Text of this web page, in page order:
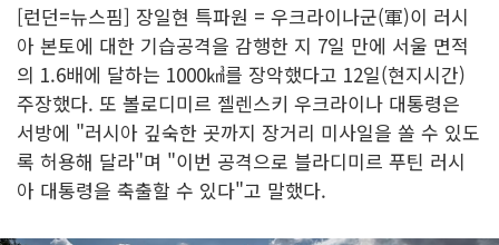
[런던=뉴스핌] 장일현 특파원 = 우크라이나군(軍)이 러시
아 본토에 대한 기습공격을 감행한 지 7일 만에 서울 면적
의 1.6배에 달하는 1000㎦를 장악했다고 12일(현지시간)
주장했다. 또 볼로디미르 젤렌스키 우크라이나 대통령은
서방에 "러시아 깊숙한 곳까지 장거리 미사일을 쏠 수 있도
록 허용해 달라"며 "이번 공격으로 블라디미르 푸틴 러시
아 대통령을 축출할 수 있다"고 말했다.